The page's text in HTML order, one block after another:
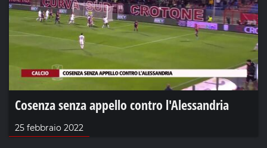
Cosenza senza appello contro l'Alessandria
25 febbraio 2022